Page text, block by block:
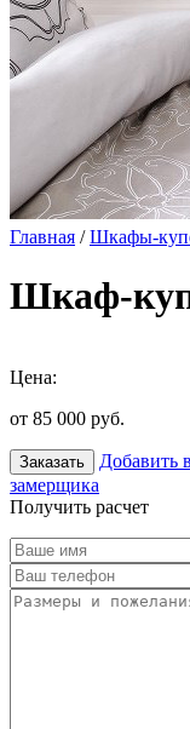
Главная /Шкафы-
Шкаф-
Цена:
от 85 000 руб.
Заказать Добавить
замерщика
Получить расчет